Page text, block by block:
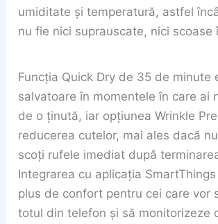
umiditate și temperatură, astfel
nu fie nici suprauscate, nici scoase
Funcția Quick Dry de 35 de minute
salvatoare în momentele în care ai
de o ținută, iar opțiunea Wrinkle
reducerea cutelor, mai ales dacă
scoți rufele imediat după
Integrarea cu aplicația
plus de confort pentru cei care vor
totul din telefon și să monitorizeze